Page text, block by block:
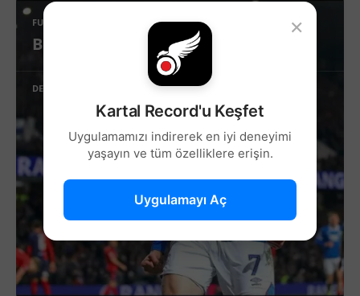
FUTBOL
Beşiktaş’ta Sağ Kanat İçin Yeni Aday!
DEVAMINI OKU
×
Kartal Record'u Keşfet
Uygulamamızı indirerek en iyi deneyimi
yaşayın ve tüm özelliklere erişin.
Uygulamayı Aç